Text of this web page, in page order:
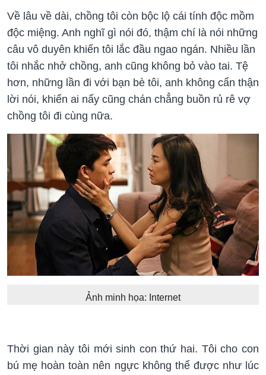
Về lâu về dài, chồng tôi còn bộc lộ cái tính độc mồm
độc miệng. Anh nghĩ gì nói đó, thậm chí là nói những
câu vô duyên khiến tôi lắc đầu ngao ngán. Nhiều lần
tôi nhắc nhở chồng, anh cũng không bỏ vào tai. Tệ
hơn, những lần đi với bạn bè tôi, anh không cẩn thận
lời nói, khiến ai nấy cũng chán chẳng buồn rủ rê vợ
chồng tôi đi cùng nữa.
Ảnh minh họa: Internet
Thời gian này tôi mới sinh con thứ hai. Tôi cho con
bú mẹ hoàn toàn nên ngực không thể được như lúc